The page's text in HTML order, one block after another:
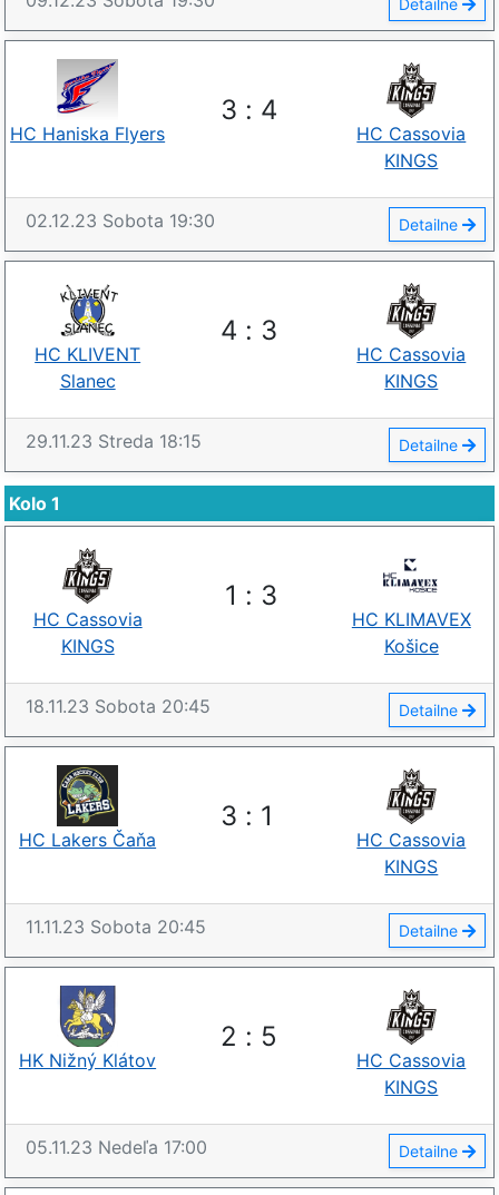
Detailne
3 : 4
HC Haniska Flyers
HC Cassovia
KINGS
02.12.23 Sobota 19:30 Detailne
4 : 3
HC KLIVENT
Slanec
HC Cassovia
KINGS
29.11.23 Streda 18:15 Detailne
Kolo 1
1 : 3
HC Cassovia
KINGS
HC KLIMAVEX
Košice
18.11.23 Sobota 20:45 Detailne
3 : 1
HC Lakers Čaňa
HC Cassovia
KINGS
11.11.23 Sobota 20:45 Detailne
2 : 5
HK Nižný Klátov
HC Cassovia
KINGS
05.11.23 Nedeľa 17:00 Detailne